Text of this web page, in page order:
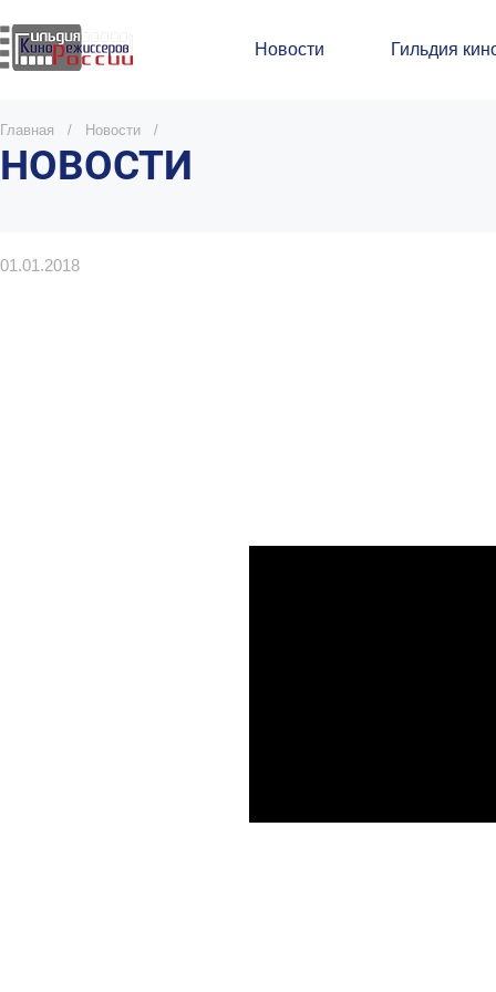
Новости Гильдия
Главная / Новости /
НОВОСТИ
01.01.2018